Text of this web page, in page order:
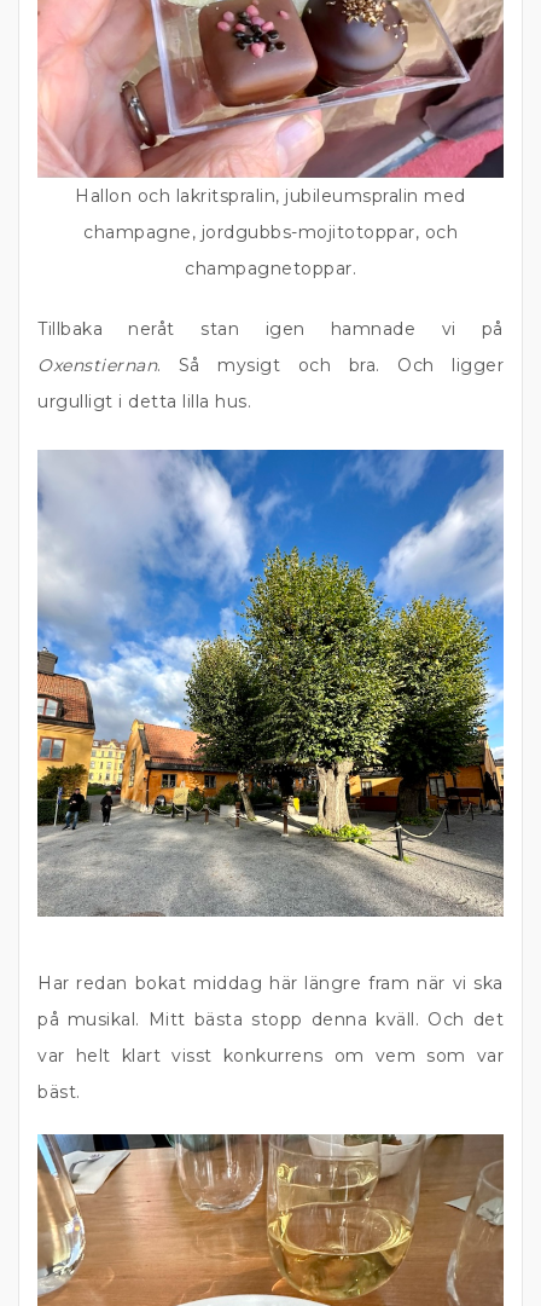
Hallon och lakritspralin, jubileumspralin med
champagne, jordgubbs-mojitotoppar, och
champagnetoppar.
Tillbaka neråt stan igen hamnade vi på
Oxenstiernan. Så mysigt och bra. Och ligger
urgulligt i detta lilla hus.
Har redan bokat middag här längre fram när vi ska
på musikal. Mitt bästa stopp denna kväll. Och det
var helt klart visst konkurrens om vem som var
bäst.